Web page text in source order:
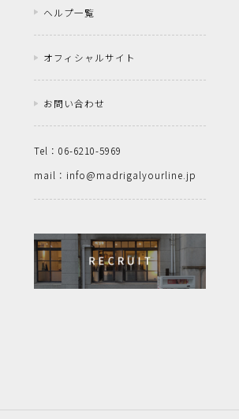
ヘルプ一覧
オフィシャルサイト
お問い合わせ
Tel：06-6210-5969
mail：info@madrigalyourline.jp